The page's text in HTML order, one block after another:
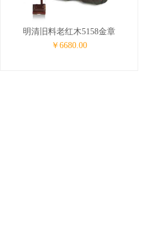
明清旧料老红木5158金章
￥6680.00